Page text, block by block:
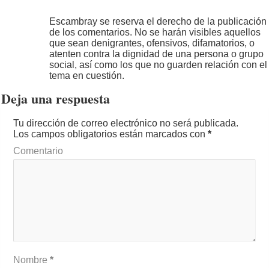
Escambray se reserva el derecho de la publicación
de los comentarios. No se harán visibles aquellos
que sean denigrantes, ofensivos, difamatorios, o
atenten contra la dignidad de una persona o grupo
social, así como los que no guarden relación con el
tema en cuestión.
Deja una respuesta
Tu dirección de correo electrónico no será publicada.
Los campos obligatorios están marcados con*
Comentario
Nombre*